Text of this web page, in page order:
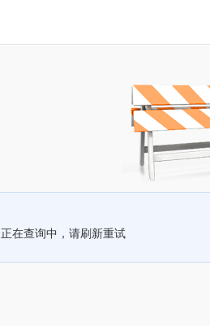
正在查询中，请刷新重试